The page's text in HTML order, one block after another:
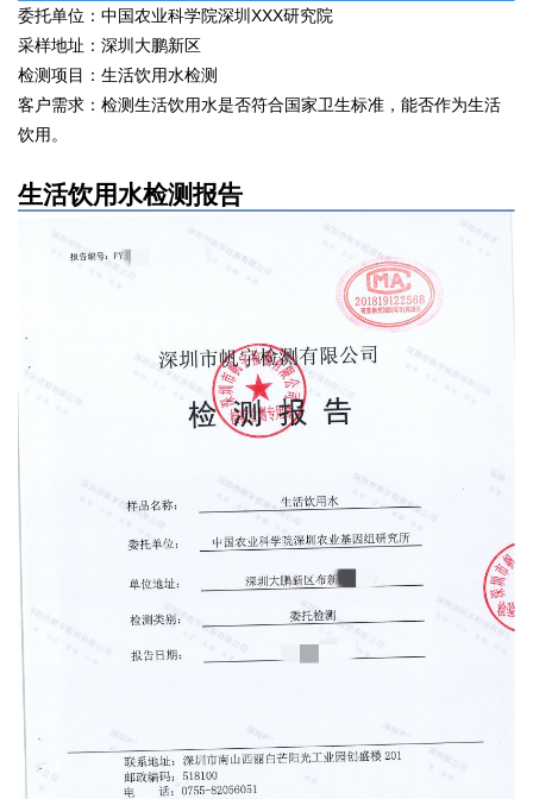
委托单位：中国农业科学院深圳XXX研究院
采样地址：深圳大鹏新区
检测项目：生活饮用水检测
客户需求：检测生活饮用水是否符合国家卫生标准，能否作为生活
饮用。
生活饮用水检测报告